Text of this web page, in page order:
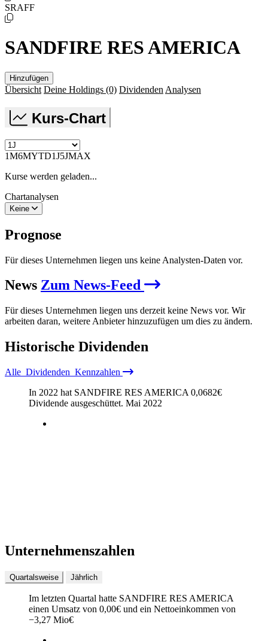
SRAFF
SANDFIRE RES AMERICA
Hinzufügen
Übersicht Deine Holdings (0) Dividenden Analysen
Kurs-Chart
1M6MYTD1J5JMAX
Kurse werden geladen...
Chartanalysen
Keine
Prognose
Für dieses Unternehmen liegen uns keine Analysten-Daten vor.
News Zum News-Feed
Für dieses Unternehmen liegen uns derzeit keine News vor. Wir
arbeiten daran, weitere Anbieter hinzuzufügen um dies zu ändern.
Historische Dividenden
Alle Dividenden Kennzahlen
In 2022 hat SANDFIRE RES AMERICA 0,0682€
Dividende ausgeschüttet. Mai 2022
Unternehmenszahlen
Quartalsweise Jährlich
Im letzten Quartal hatte SANDFIRE RES AMERICA
einen Umsatz von 0,00€ und ein Nettoeinkommen von
−3,27 Mio€